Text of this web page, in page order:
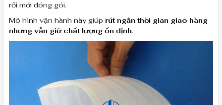
rồi mới đóng gói.
Mô hình vận hành này giúp rút ngắn thời gian giao hàng
nhưng vẫn giữ chất lượng ổn định.